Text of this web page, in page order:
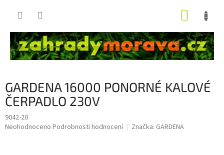
GARDENA 16000 PONORNÉ KALOVÉ
ČERPADLO 230V
9042-20
Průměrné
Neohodnoceno Podrobnosti hodnocení Značka: GARDENA